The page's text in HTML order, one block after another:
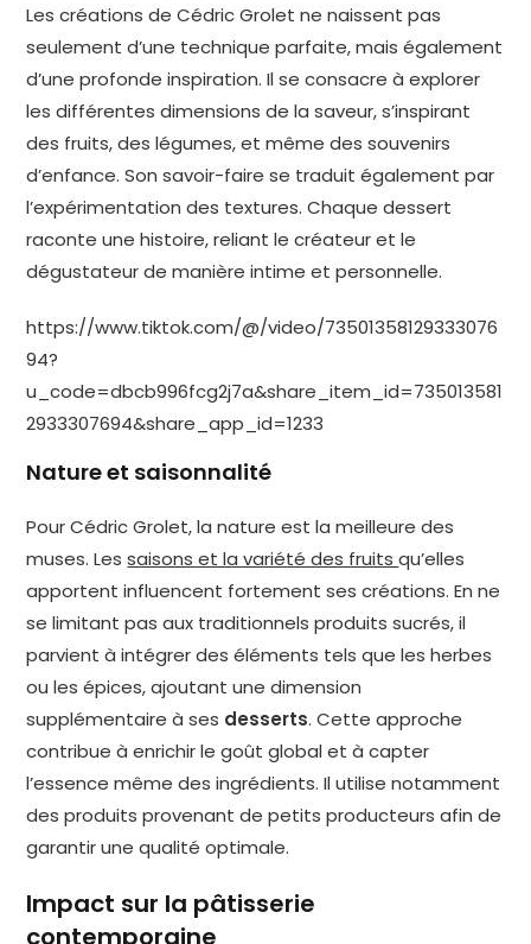
Les créations de Cédric Grolet ne naissent pas
seulement d’une technique parfaite, mais également
d’une profonde inspiration. Il se consacre à explorer
les différentes dimensions de la saveur, s’inspirant
des fruits, des légumes, et même des souvenirs
d’enfance. Son savoir-faire se traduit également par
l’expérimentation des textures. Chaque dessert
raconte une histoire, reliant le créateur et le
dégustateur de manière intime et personnelle.
https://www.tiktok.com/@/video/73501358129333076
94?
u_code=dbcb996fcg2j7a&share_item_id=735013581
2933307694&share_app_id=1233
Nature et saisonnalité
Pour Cédric Grolet, la nature est la meilleure des
muses. Lessaisons et la variété des fruitsqu’elles
apportent influencent fortement ses créations. En ne
se limitant pas aux traditionnels produits sucrés, il
parvient à intégrer des éléments tels que les herbes
ou les épices, ajoutant une dimension
supplémentaire à ses desserts. Cette approche
contribue à enrichir le goût global et à capter
l’essence même des ingrédients. Il utilise notamment
des produits provenant de petits producteurs afin de
garantir une qualité optimale.
Impact sur la pâtisserie
contemporaine